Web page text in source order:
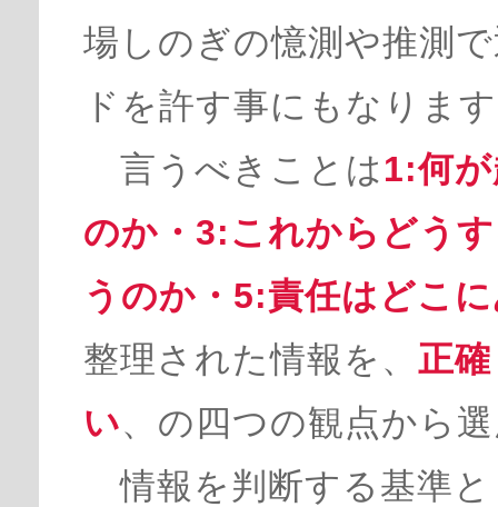
場しのぎの憶測や推測
ドを許す事にもなりま
言うべきことは1:何
のか・3:これからどう
うのか・5:責任はどこ
整理された情報を、 正
い、の四つの観点から
情報を判断する基準